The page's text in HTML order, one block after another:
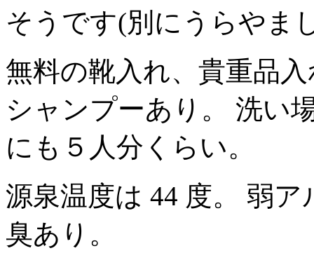
そうです(別にうらやま
無料の靴入れ、貴重品
シャンプーあり。 洗い
にも５人分くらい。
源泉温度は 44 度。 弱
臭あり。